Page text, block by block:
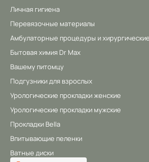
Личная гигиена
Перевязочные материалы
Амбулаторные процедуры и
Бытовая химия Dr Max
Вашему питомцу
Подгузники для взрослых
Урологические прокладки женские
Урологические прокладки мужские
Прокладки Bella
Впитывающие пеленки
Ватные диски